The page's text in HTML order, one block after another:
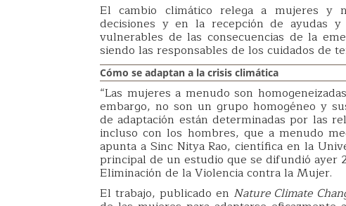
El cambio climático relega a mujeres
decisiones y en la recepción de ayudas
vulnerables de las consecuencias de la
siendo las responsables de los cuidados de
Cómo se adaptan a la crisis climática
“Las mujeres a menudo son
embargo, no son un grupo homogéneo y
de adaptación están determinadas por las
incluso con los hombres, que a menudo
apunta a Sinc Nitya Rao, científica en la
principal de un estudio que se difundió ayer
Eliminación de la Violencia contra la Mujer.
El trabajo, publicado en Nature Climate